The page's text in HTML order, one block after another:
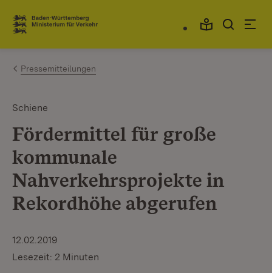
Zum Inhalt springen
Link zur Startseite
Pressemitteilungen
Schiene
Fördermittel für große
kommunale
Nahverkehrsprojekte in
Rekordhöhe abgerufen
12.02.2019
Lesezeit: 2 Minuten